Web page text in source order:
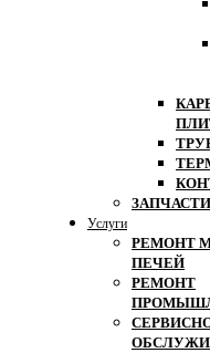
ЗАПЧАСТИ
Услуги
РЕМОНТ
ПЕЧЕЙ
РЕМОНТ